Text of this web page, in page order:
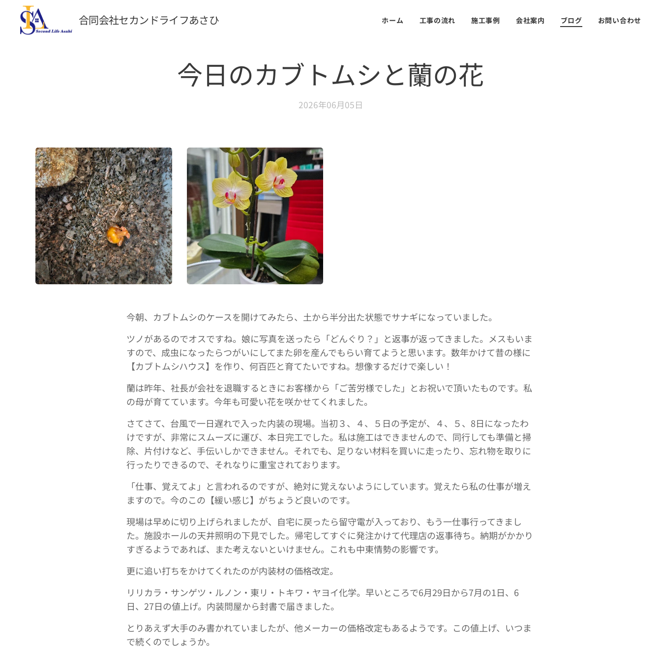
合同会社セカンドライフあさひ ホーム 工事の流れ 施工事例 会社案内 ブログ お問い合わせ
今日のカブトムシと蘭の花
2026年06月05日
今朝、カブトムシのケースを開けてみたら、土から半分出た状態でサナギになっていました。
ツノがあるのでオスですね。娘に写真を送ったら「どんぐり？」と返事が返ってきました。メスもいま
すので、成虫になったらつがいにしてまた卵を産んでもらい育てようと思います。数年かけて昔の様に
【カブトムシハウス】を作り、何百匹と育てたいですね。想像するだけで楽しい！
蘭は昨年、社長が会社を退職するときにお客様から「ご苦労様でした」とお祝いで頂いたものです。私
の母が育てています。今年も可愛い花を咲かせてくれました。
さてさて、台風で一日遅れで入った内装の現場。当初３、４、５日の予定が、４、５、8日になったわ
けですが、非常にスムーズに運び、本日完工でした。私は施工はできませんので、同行しても準備と掃
除、片付けなど、手伝いしかできません。それでも、足りない材料を買いに走ったり、忘れ物を取りに
行ったりできるので、それなりに重宝されております。
「仕事、覚えてよ」と言われるのですが、絶対に覚えないようにしています。覚えたら私の仕事が増え
ますので。今のこの【緩い感じ】がちょうど良いのです。
現場は早めに切り上げられましたが、自宅に戻ったら留守電が入っており、もう一仕事行ってきまし
た。施設ホールの天井照明の下見でした。帰宅してすぐに発注かけて代理店の返事待ち。納期がかかり
すぎるようであれば、また考えないといけません。これも中東情勢の影響です。
更に追い打ちをかけてくれたのが内装材の価格改定。
リリカラ・サンゲツ・ルノン・東リ・トキワ・ヤヨイ化学。早いところで6月29日から7月の1日、6
日、27日の値上げ。内装問屋から封書で届きました。
とりあえず大手のみ書かれていましたが、他メーカーの価格改定もあるようです。この値上げ、いつま
で続くのでしょうか。